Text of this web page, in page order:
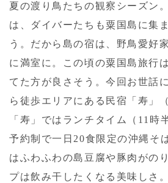
夏の渡り鳥たちの観察シーズン
は、ダイバーたちも粟国島に集
う。だから島の宿は、野鳥愛好
に満室に。この頃の粟国島旅行
てた方が良さそう。今回お世話
ら徒歩エリアにある民宿「寿」
「寿」ではランチタイム（11時
予約制で一日20食限定の沖縄そ
はふわふわの島豆腐や豚肉がの
プは飲み干したくなる美味しさ